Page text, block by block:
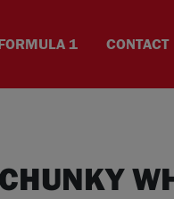
1 CONTACT
CHUNKY